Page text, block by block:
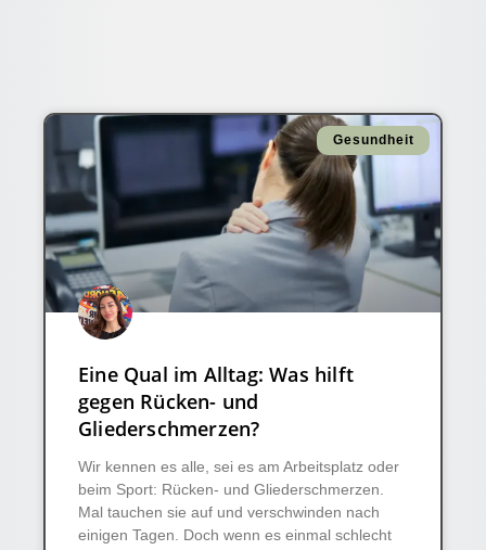
Gesundheit
Eine Qual im Alltag: Was hilft
gegen Rücken- und
Gliederschmerzen?
Wir kennen es alle, sei es am Arbeitsplatz oder
beim Sport: Rücken- und Gliederschmerzen.
Mal tauchen sie auf und verschwinden nach
einigen Tagen. Doch wenn es einmal schlecht